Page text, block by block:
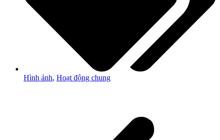
Hình ảnh, Hoạt động chung